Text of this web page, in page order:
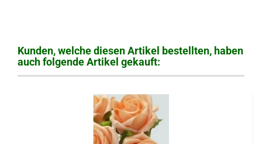
Kunden, welche diesen Artikel bestellten, haben
auch folgende Artikel gekauft: